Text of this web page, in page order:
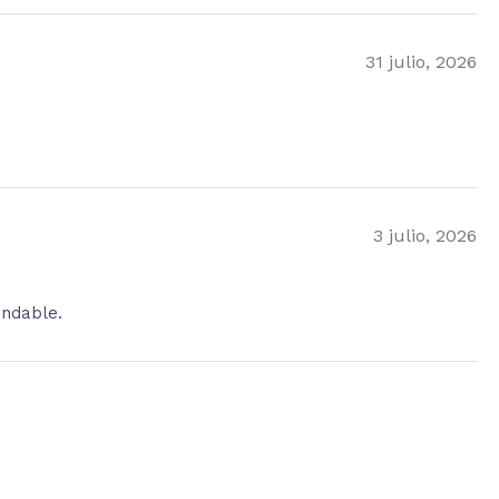
31 julio, 2026
3 julio, 2026